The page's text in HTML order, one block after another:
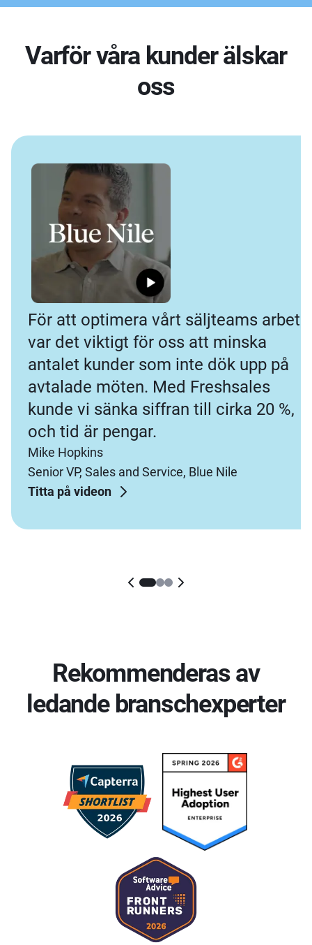
Varför våra kunder älskar
oss
För att optimera vårt säljteams arbete
var det viktigt för oss att minska
antalet kunder som inte dök upp på
avtalade möten. Med Freshsales
kunde vi sänka siffran till cirka 20 %,
och tid är pengar.
Mike Hopkins
Senior VP, Sales and Service, Blue Nile
Titta på videon
Rekommenderas av
ledande branschexperter